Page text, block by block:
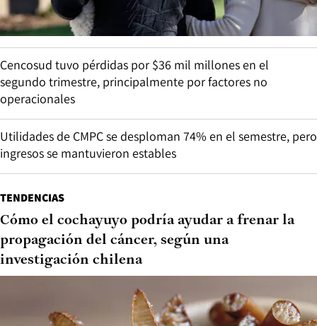
Cencosud tuvo pérdidas por $36 mil millones en el
segundo trimestre, principalmente por factores no
operacionales
Utilidades de CMPC se desploman 74% en el semestre, pero
ingresos se mantuvieron estables
TENDENCIAS
Cómo el cochayuyo podría ayudar a frenar la
propagación del cáncer, según una
investigación chilena